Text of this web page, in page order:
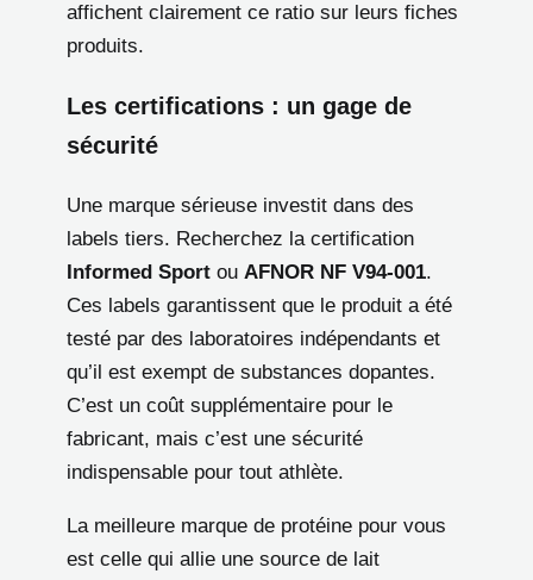
affichent clairement ce ratio sur leurs fiches
produits.
Les certifications : un gage de
sécurité
Une marque sérieuse investit dans des
labels tiers. Recherchez la certification
Informed Sport ou AFNOR NF V94-001.
Ces labels garantissent que le produit a été
testé par des laboratoires indépendants et
qu’il est exempt de substances dopantes.
C’est un coût supplémentaire pour le
fabricant, mais c’est une sécurité
indispensable pour tout athlète.
La meilleure marque de protéine pour vous
est celle qui allie une source de lait